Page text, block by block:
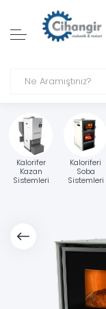
Kalorifer
Kazan
Sistemleri
Kaloriferi
Soba
Sistemleri